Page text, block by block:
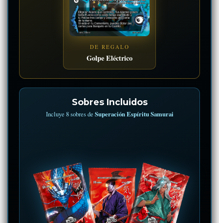
DE REGALO
Golpe Eléctrico
Sobres Incluidos
Incluye 8 sobres de Superación Espíritu Samurai